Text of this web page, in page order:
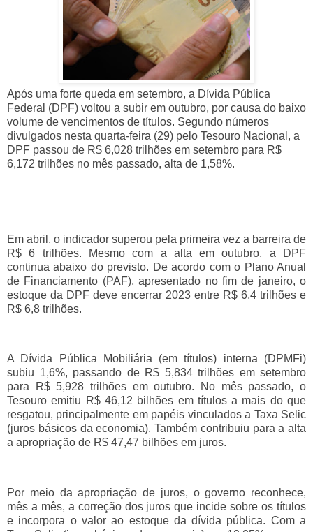
Após uma forte queda em setembro, a Dívida Pública
Federal (DPF) voltou a subir em outubro, por causa do baixo
volume de vencimentos de títulos. Segundo números
divulgados nesta quarta-feira (29) pelo Tesouro Nacional, a
DPF passou de R$ 6,028 trilhões em setembro para R$
6,172 trilhões no mês passado, alta de 1,58%.
Em abril, o indicador superou pela primeira vez a barreira de
R$ 6 trilhões. Mesmo com a alta em outubro, a DPF
continua abaixo do previsto. De acordo com o Plano Anual
de Financiamento (PAF), apresentado no fim de janeiro, o
estoque da DPF deve encerrar 2023 entre R$ 6,4 trilhões e
R$ 6,8 trilhões.
A Dívida Pública Mobiliária (em títulos) interna (DPMFi)
subiu 1,6%, passando de R$ 5,834 trilhões em setembro
para R$ 5,928 trilhões em outubro. No mês passado, o
Tesouro emitiu R$ 46,12 bilhões em títulos a mais do que
resgatou, principalmente em papéis vinculados a Taxa Selic
(juros básicos da economia). Também contribuiu para a alta
a apropriação de R$ 47,47 bilhões em juros.
Por meio da apropriação de juros, o governo reconhece,
mês a mês, a correção dos juros que incide sobre os títulos
e incorpora o valor ao estoque da dívida pública. Com a